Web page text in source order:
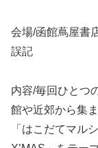
会場/函館蔦屋書
誤記
内容/毎回ひとつ
館や近郊から集
「はこだてマル